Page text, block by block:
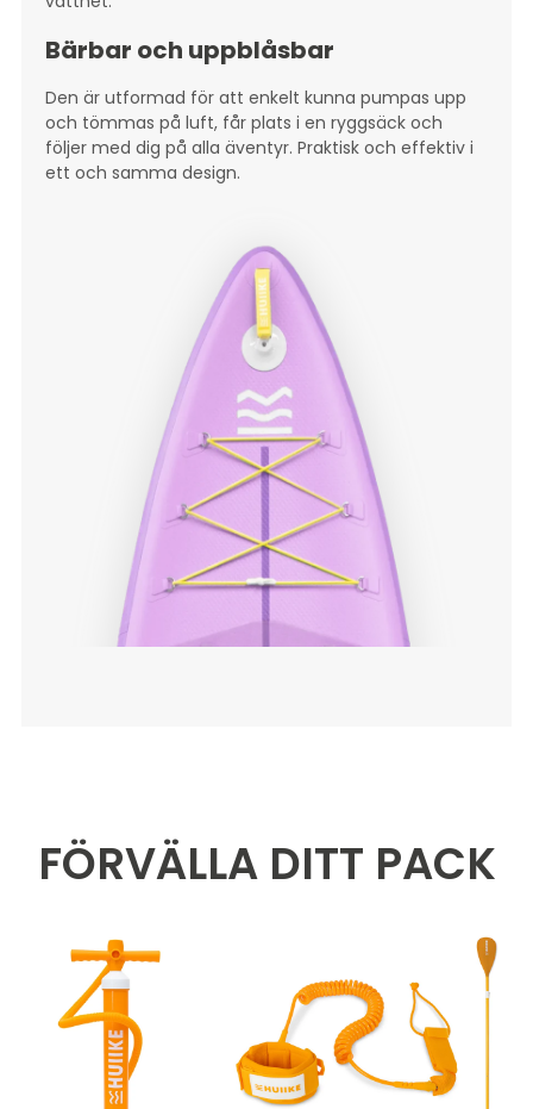
Bärbar och uppblåsbar
Den är utformad för att enkelt kunna pumpas upp
och tömmas på luft, får plats i en ryggsäck och
följer med dig på alla äventyr. Praktisk och effektiv i
ett och samma design.
FÖRVÄLLA DITT PACK